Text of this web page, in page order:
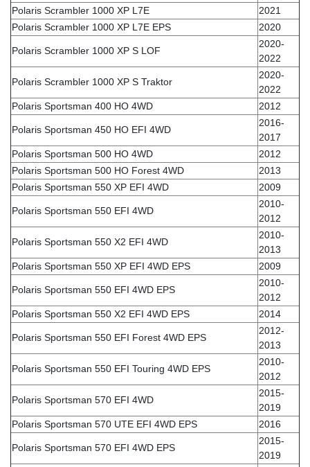
Polaris Scrambler 1000 XP L7E
2021
Polaris Scrambler 1000 XP L7E EPS
2020
Polaris Scrambler 1000 XP S LOF
2020-
2022
Polaris Scrambler 1000 XP S Traktor
2020-
2022
Polaris Sportsman 400 HO 4WD
2012
Polaris Sportsman 450 HO EFI 4WD
2016-
2017
Polaris Sportsman 500 HO 4WD
2012
Polaris Sportsman 500 HO Forest 4WD
2013
Polaris Sportsman 550 XP EFI 4WD
2009
Polaris Sportsman 550 EFI 4WD
2010-
2012
Polaris Sportsman 550 X2 EFI 4WD
2010-
2013
Polaris Sportsman 550 XP EFI 4WD EPS
2009
Polaris Sportsman 550 EFI 4WD EPS
2010-
2012
Polaris Sportsman 550 X2 EFI 4WD EPS
2014
Polaris Sportsman 550 EFI Forest 4WD EPS
2012-
2013
Polaris Sportsman 550 EFI Touring 4WD EPS
2010-
2012
Polaris Sportsman 570 EFI 4WD
2015-
2019
Polaris Sportsman 570 UTE EFI 4WD EPS
2016
Polaris Sportsman 570 EFI 4WD EPS
2015-
2019